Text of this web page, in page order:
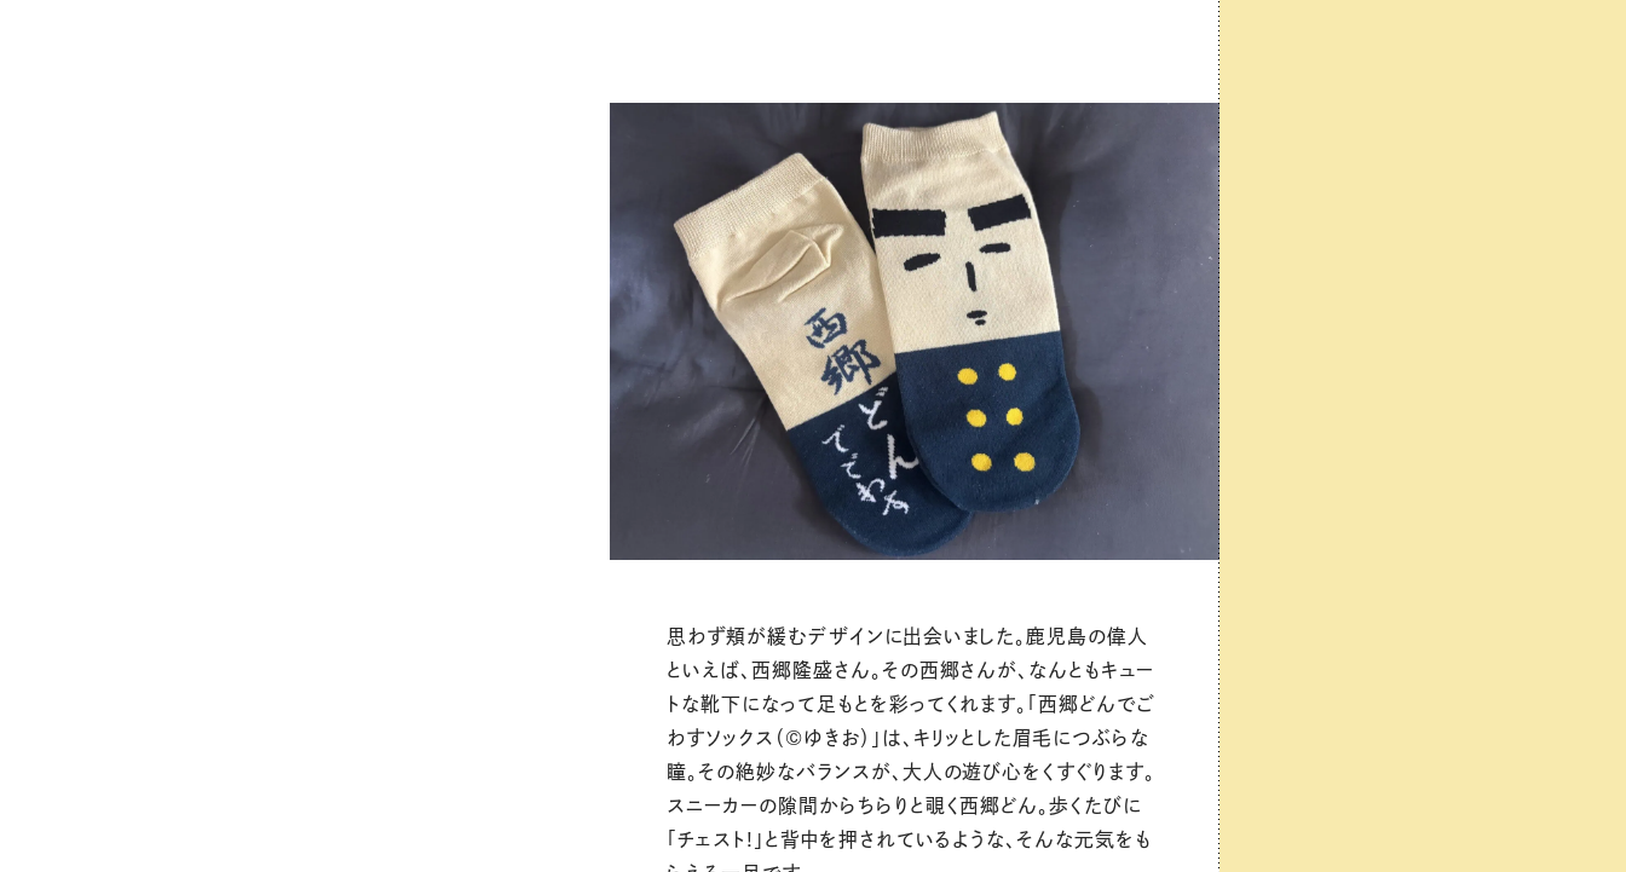
思わず頬が緩むデザインに出会いました。鹿児島の偉人
といえば、西郷隆盛さん。その西郷さんが、なんともキュー
トな靴下になって足もとを彩ってくれます。「西郷どんでご
わすソックス（©ゆきお）」は、キリッとした眉毛につぶらな
瞳。その絶妙なバランスが、大人の遊び心をくすぐります。
スニーカーの隙間からちらりと覗く西郷どん。歩くたびに
「チェスト!」と背中を押されているような、そんな元気をも